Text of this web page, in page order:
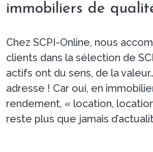
immobiliers de
Chez SCPI-Online, nous
clients dans la sélection de
actifs ont du sens, de la
adresse ! Car oui, en
rendement, « location,
reste plus que jamais